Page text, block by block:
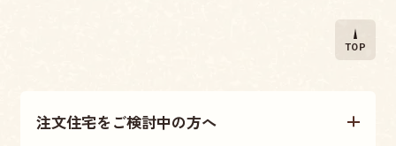
注文住宅をご検討中の方へ
TOP